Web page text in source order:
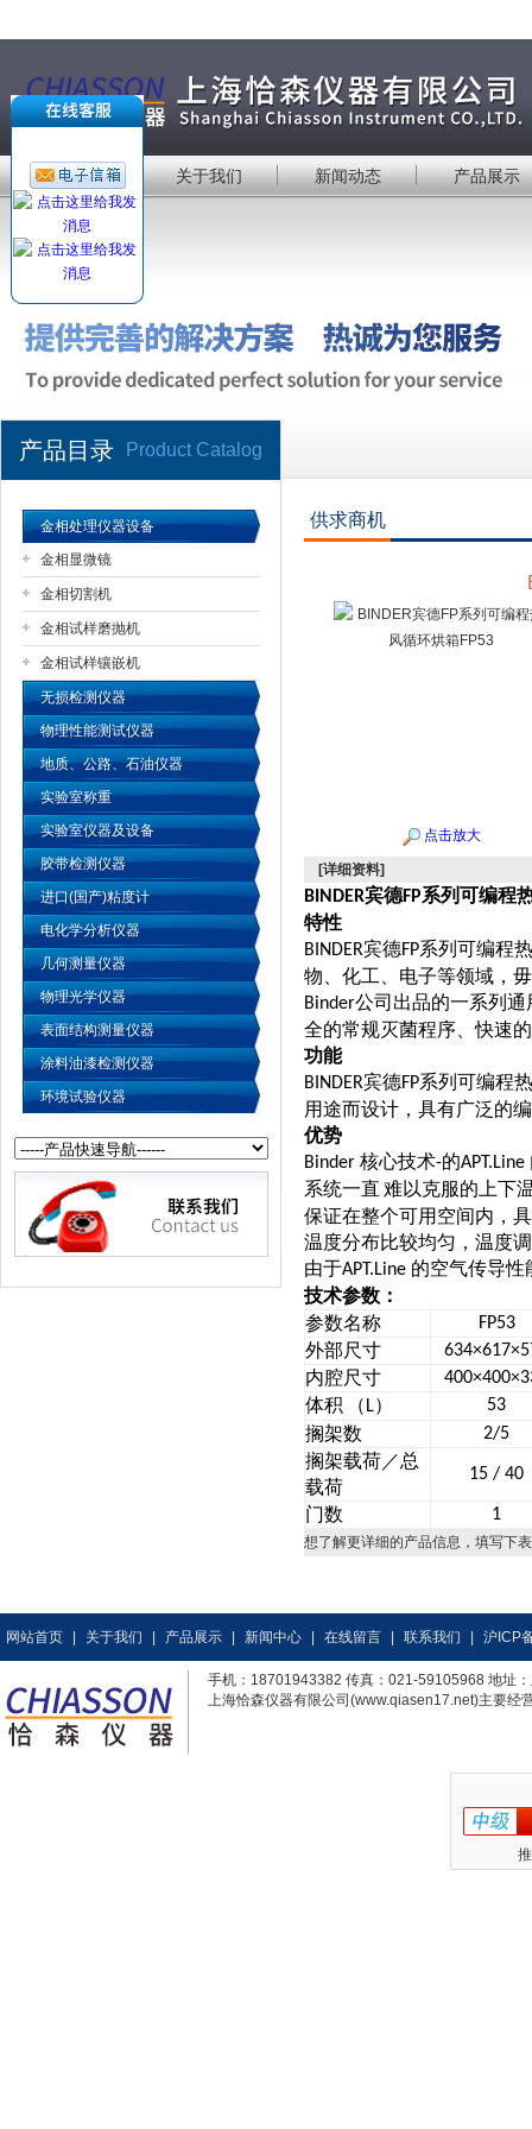
公司名称
首 页 关于我们 新闻动态 产品展示
产品目录 Product Catalog
金相处理仪器设备
金相显微镜
金相切割机
金相试样磨抛机
金相试样镶嵌机
无损检测仪器
物理性能测试仪器
地质、公路、石油仪器
实验室称重
实验室仪器及设备
胶带检测仪器
进口(国产)粘度计
电化学分析仪器
几何测量仪器
物理光学仪器
表面结构测量仪器
涂料油漆检测仪器
环境试验仪器
供求商机
点击放大
[详细资料]
BINDER宾德FP系列可编程
特性
BINDER宾德FP系列可编程
物、化工、电子等领域，
Binder公司出品的一系列
全的常规灭菌程序、快速
功能
BINDER宾德FP系列可编程
用途而设计，具有广泛的
优势
Binder 核心技术-的APT.Line
系统一直 难以克服的上下
保证在整个可用空间内，
温度分布比较均匀，温度
由于APT.Line 的空气传导性
技术参数：
参数名称
FP53
外部尺寸
内腔尺寸
体积 （ L） 53
搁架数 2/5
搁架载荷／总
载荷
15 / 40
门数 1
想了解更详细的产品信息，填写下
网站首页 关于我们 产品展示 新闻中心 在线留言 联系我们 沪ICP
手机：18701943382 传真：021-59105968 地址
上海恰森仪器有限公司(www.qiasen17.net)主要经